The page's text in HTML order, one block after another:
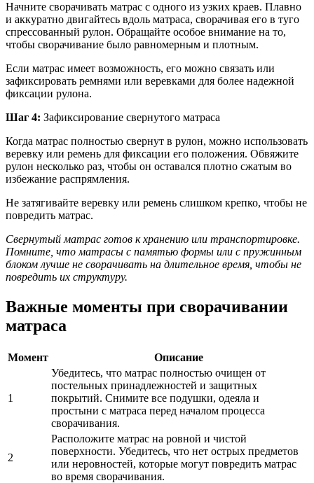
Начните сворачивать матрас с одного из узких краев. Плавно
и аккуратно двигайтесь вдоль матраса, сворачивая его в туго
спрессованный рулон. Обращайте особое внимание на то,
чтобы сворачивание было равномерным и плотным.
Если матрас имеет возможность, его можно связать или
зафиксировать ремнями или веревками для более надежной
фиксации рулона.
Шаг 4: Зафиксирование свернутого матраса
Когда матрас полностью свернут в рулон, можно использовать
веревку или ремень для фиксации его положения. Обвяжите
рулон несколько раз, чтобы он оставался плотно сжатым во
избежание распрямления.
Не затягивайте веревку или ремень слишком крепко, чтобы не
повредить матрас.
Свернутый матрас готов к хранению или транспортировке.
Помните, что матрасы с памятью формы или с пружинным
блоком лучше не сворачивать на длительное время, чтобы не
повредить их структуру.
Важные моменты при сворачивании
матраса
Момент Описание
1
Убедитесь, что матрас полностью очищен от
постельных принадлежностей и защитных
покрытий. Снимите все подушки, одеяла и
простыни с матраса перед началом процесса
сворачивания.
2
Расположите матрас на ровной и чистой
поверхности. Убедитесь, что нет острых предметов
или неровностей, которые могут повредить матрас
во время сворачивания.